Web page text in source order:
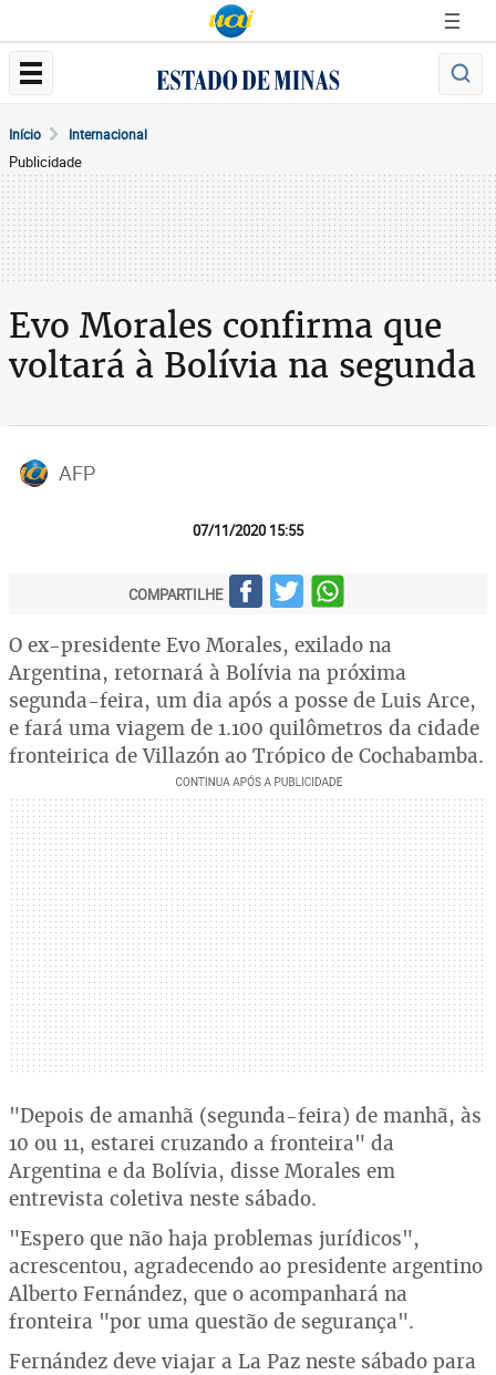
Início Internacional
Publicidade
Evo Morales confirma que
voltará à Bolívia na segunda
AFP
07/11/2020 15:55
COMPARTILHE
O ex-presidente Evo Morales, exilado na
Argentina, retornará à Bolívia na próxima
segunda-feira, um dia após a posse de Luis Arce,
e fará uma viagem de 1.100 quilômetros da cidade
fronteiriça de Villazón ao Trópico de Cochabamba.
"Depois de amanhã (segunda-feira) de manhã, às
10 ou 11, estarei cruzando a fronteira" da
Argentina e da Bolívia, disse Morales em
entrevista coletiva neste sábado.
"Espero que não haja problemas jurídicos",
acrescentou, agradecendo ao presidente argentino
Alberto Fernández, que o acompanhará na
fronteira "por uma questão de segurança".
Fernández deve viajar a La Paz neste sábado para